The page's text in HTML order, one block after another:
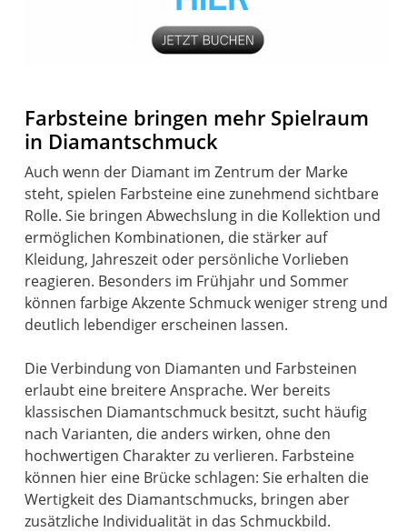
Farbsteine bringen mehr Spielraum
in Diamantschmuck
Auch wenn der Diamant im Zentrum der Marke
steht, spielen Farbsteine eine zunehmend sichtbare
Rolle. Sie bringen Abwechslung in die Kollektion und
ermöglichen Kombinationen, die stärker auf
Kleidung, Jahreszeit oder persönliche Vorlieben
reagieren. Besonders im Frühjahr und Sommer
können farbige Akzente Schmuck weniger streng und
deutlich lebendiger erscheinen lassen.
Die Verbindung von Diamanten und Farbsteinen
erlaubt eine breitere Ansprache. Wer bereits
klassischen Diamantschmuck besitzt, sucht häufig
nach Varianten, die anders wirken, ohne den
hochwertigen Charakter zu verlieren. Farbsteine
können hier eine Brücke schlagen: Sie erhalten die
Wertigkeit des Diamantschmucks, bringen aber
zusätzliche Individualität in das Schmuckbild.